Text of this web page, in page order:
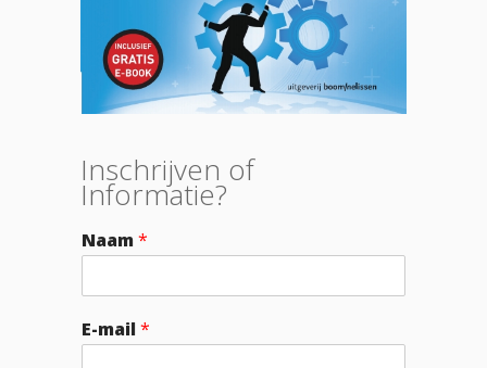
Inschrijven of
Informatie?
Naam*
E-mail*